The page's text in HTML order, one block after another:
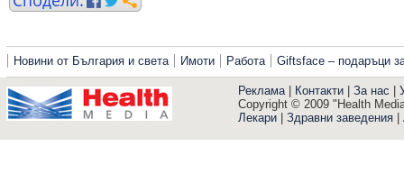
Новини от България и света Имоти Работа Giftsface – подаръци
Реклама| Контакти За нас
Copyright © 2009 "Health
Лекари
Здравни заведения